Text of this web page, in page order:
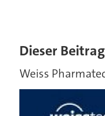
Dieser
Weiss